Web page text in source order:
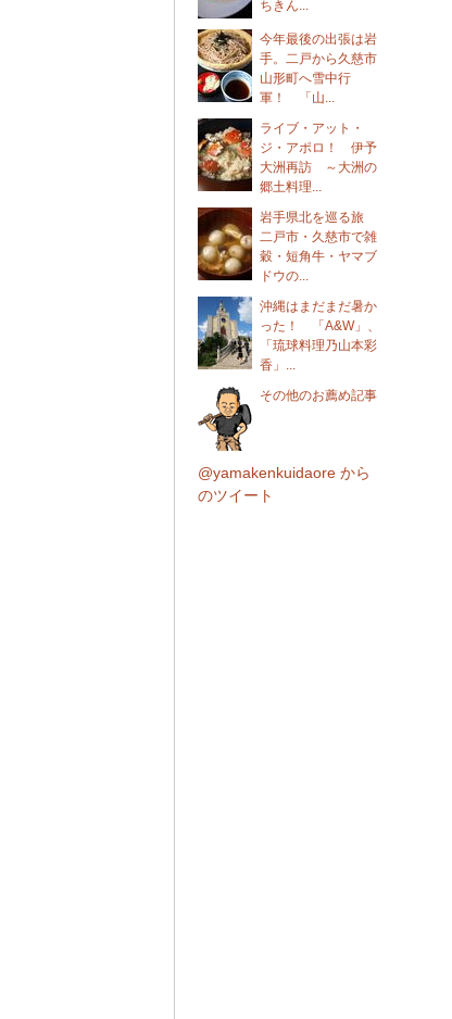
ちきん...
今年最後の出張は岩
手。二戸から久慈市
山形町へ雪中行
軍！ 「山...
ライブ・アット・
ジ・アポロ！ 伊予
大洲再訪 ～大洲の
郷土料理...
岩手県北を巡る旅
二戸市・久慈市で雑
穀・短角牛・ヤマブ
ドウの...
沖縄はまだまだ暑か
った！ 「A&W」、
「琉球料理乃山本彩
香」...
その他のお薦め記事
@yamakenkuidaore から
のツイート